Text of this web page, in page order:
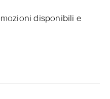
disponibili e